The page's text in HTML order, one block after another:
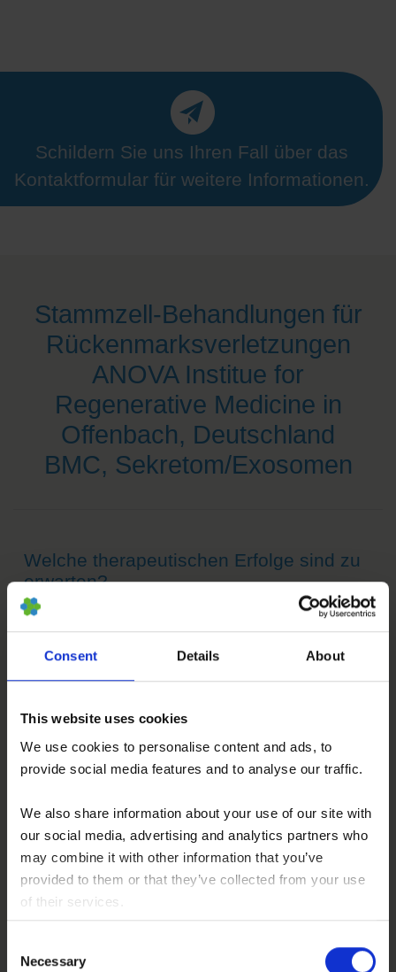
Consent Details About
This website uses cookies
We use cookies to personalise content and ads, to
provide social media features and to analyse our traffic.
We also share information about your use of our site with
our social media, advertising and analytics partners who
may combine it with other information that you’ve
provided to them or that they’ve collected from your use
of their services.
You consent to our cookies if you continue to use our
Selection
Necessary
Schildern Sie uns Ihren Fall über das
Kontaktformular für weitere Informationen.
Stammzell-Behandlungen für
Rückenmarksverletzungen
ANOVA Institue for
Regenerative Medicine in
Offenbach, Deutschland
BMC, Sekretom/Exosomen
Welche therapeutischen Erfolge sind zu
erwarten?
Für das HAL-Exoskelett-Training liegen Studien
vor, die auf Verbesserungen gegenüber
herkömmlichem Neuro-Rehabilitationstraining
stammzellbasierter Neuro-Regeneration wird
wissenschaftlich untersucht. Externe präklinische
Studien zur Wirkung von mesenchymalen
verschiedene Effekte auf geschädigtes
Rückenmarksgewebe beschrieben, etwa eine
Reorganisation von Glia-Narben, eine